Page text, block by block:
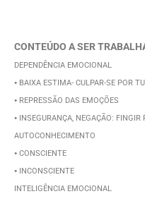
CONTEÚDO A SER
DEPENDÊNCIA EMOCIONAL
⦁ BAIXA ESTIMA- CULPAR-SE POR
⦁ REPRESSÃO DAS EMOÇÕES
⦁ INSEGURANÇA, NEGAÇÃO: FINGIR
AUTOCONHECIMENTO
⦁ CONSCIENTE
⦁ INCONSCIENTE
INTELIGÊNCIA EMOCIONAL